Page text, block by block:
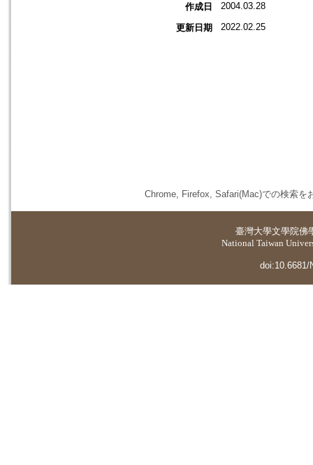
作成日 2004.03.28
更新日期 2022.02.25
Chrome, Firefox, Safari(Mac)での検索を
臺灣大學文學院佛
National Taiwan
doi:10.6681/